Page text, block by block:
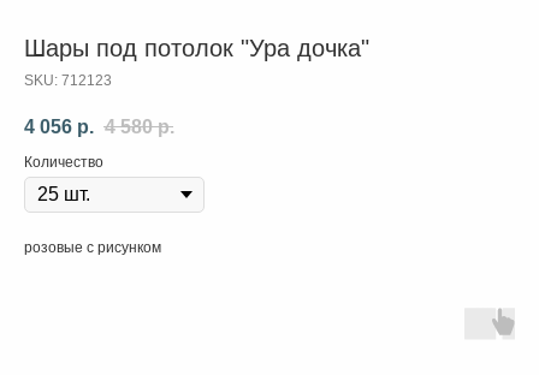
Шары под потолок "Ура дочка"
SKU: 712123
4 056 р. 4 580 р.
Количество
розовые с рисунком